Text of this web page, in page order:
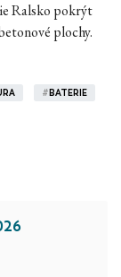
Ralsko pokrýt
plochy.
# BATERIE